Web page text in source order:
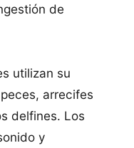
de
utilizan su
arrecifes
delfines. Los
y